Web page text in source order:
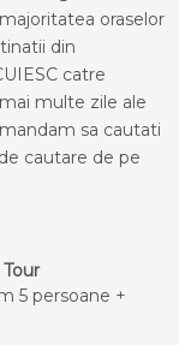
oraselor
din
catre
multe zile ale
sa cautati
cautare de pe
5 persoane +